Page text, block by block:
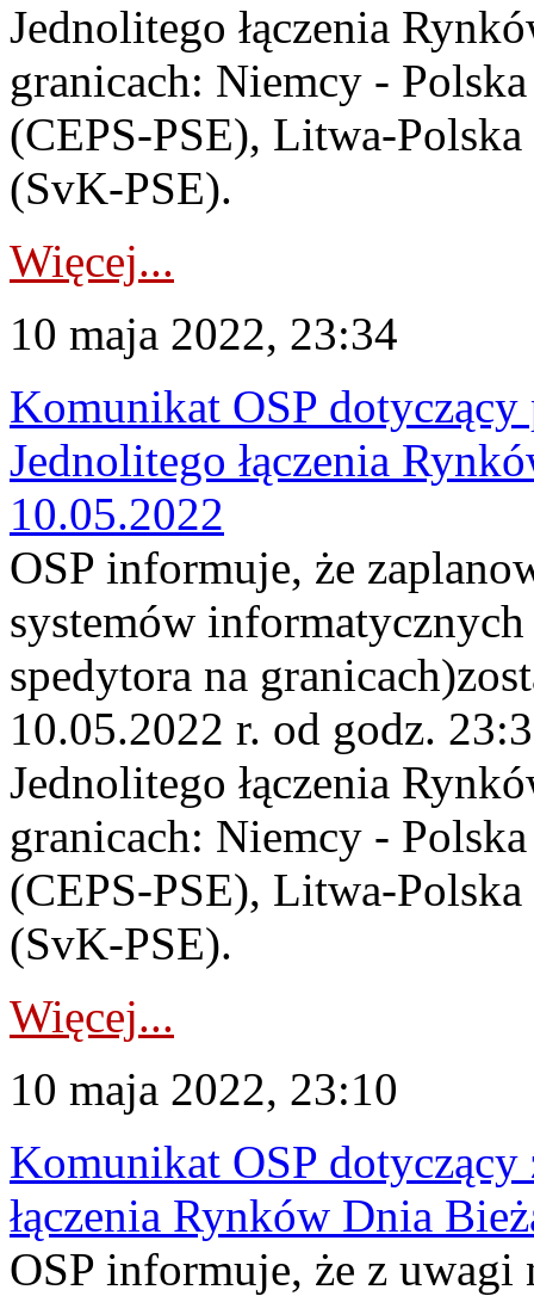
Jednolitego łączenia
granicach: Niemcy -
(CEPS-PSE), Litwa-
(SvK-PSE).
Więcej...
10 maja 2022, 23:34
Komunikat OSP
Jednolitego łączenia
10.05.2022
OSP informuje, że
systemów
spedytora na
10.05.2022 r. od godz.
Jednolitego łączenia
granicach: Niemcy -
(CEPS-PSE), Litwa-
(SvK-PSE).
Więcej...
10 maja 2022, 23:10
Komunikat OSP dotyczący
łączenia Rynków Dnia
OSP informuje, że z uwagi